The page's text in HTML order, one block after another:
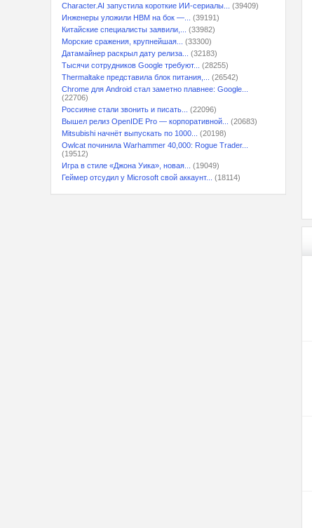
Character.AI запустила короткие ИИ-сериалы...
(39409)
Инженеры уложили HBM на бок —...
(39191)
Китайские специалисты заявили,...
(33982)
Морские сражения, крупнейшая...
(33300)
Датамайнер раскрыл дату релиза...
(32183)
Тысячи сотрудников Google требуют...
(28255)
Thermaltake представила блок питания,...
(26542)
Chrome для Android стал заметно плавнее: Google...
(22706)
Россияне стали звонить и писать...
(22096)
Вышел релиз OpenIDE Pro — корпоративной...
(20683)
Mitsubishi начнёт выпускать по 1000...
(20198)
Owlcat починила Warhammer 40,000: Rogue Trader...
(19512)
Игра в стиле «Джона Уика», новая...
(19049)
Геймер отсудил у Microsoft свой аккаунт...
(18114)